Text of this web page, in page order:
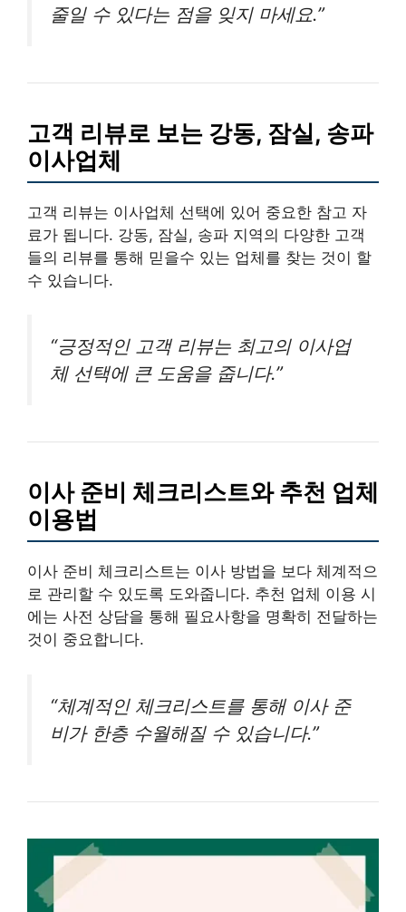
줄일 수 있다는 점을 잊지 마세요.”
고객 리뷰로 보는 강동, 잠실, 송파
이사업체
고객 리뷰는 이사업체 선택에 있어 중요한 참고 자
료가 됩니다. 강동, 잠실, 송파 지역의 다양한 고객
들의 리뷰를 통해 믿을수 있는 업체를 찾는 것이 할
수 있습니다.
“긍정적인 고객 리뷰는 최고의 이사업
체 선택에 큰 도움을 줍니다.”
이사 준비 체크리스트와 추천 업체
이용법
이사 준비 체크리스트는 이사 방법을 보다 체계적으
로 관리할 수 있도록 도와줍니다. 추천 업체 이용 시
에는 사전 상담을 통해 필요사항을 명확히 전달하는
것이 중요합니다.
“체계적인 체크리스트를 통해 이사 준
비가 한층 수월해질 수 있습니다.”